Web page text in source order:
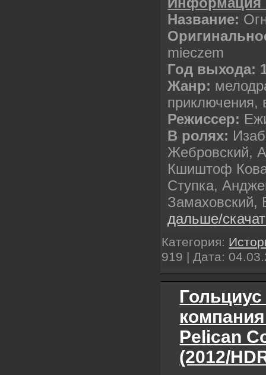
Название:
mieczem
Год выхода:
Жанр:
приключения,
Режиссер:
В ролях:
Жебровский,
Кшиштоф
Ступка,
Замаховский,
дальше/
Категория:
919 | Дата:
Pelican
(2012/